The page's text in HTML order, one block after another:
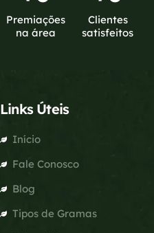
Premiações
na área
Clientes
satisfeitos
Links Úteis
Início
Fale Conosco
Blog
Tipos de Gramas